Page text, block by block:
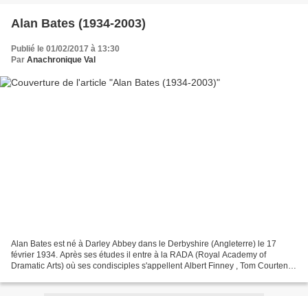
Alan Bates (1934-2003)
Publié le 01/02/2017 à 13:30
Par Anachronique Val
Alan Bates est né à Darley Abbey dans le Derbyshire (Angleterre) le 17
février 1934. Après ses études il entre à la RADA (Royal Academy of
Dramatic Arts) où ses condisciples s'appellent Albert Finney , Tom Courtenay